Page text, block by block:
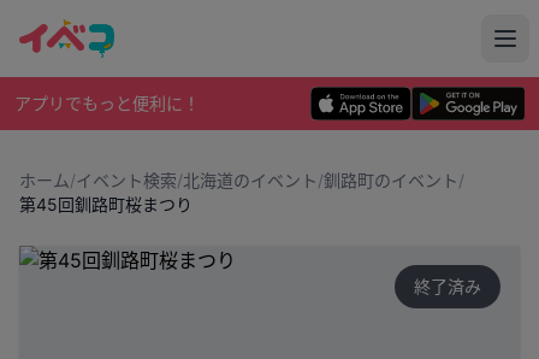
アプリでもっと便利に！
ホーム/イベント検索/北海道のイベント/釧路町のイベント/
第45回釧路町桜まつり
終了済み